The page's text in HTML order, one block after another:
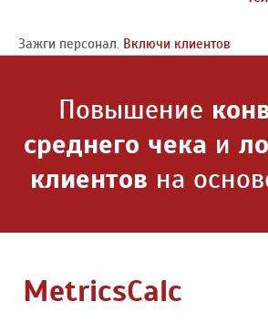
Зажги персонал. Включи клиентов
Повышение
среднего чека и
клиентов на
MetricsCalc